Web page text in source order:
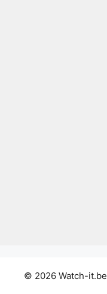
© 2026 Watch-it.be